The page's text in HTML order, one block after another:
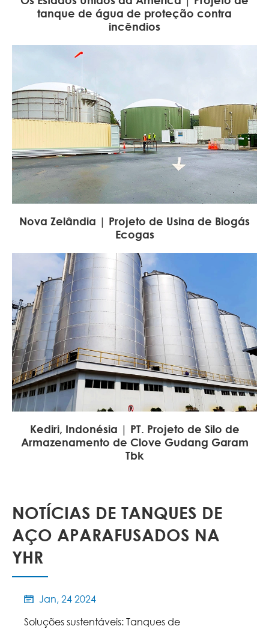
tanque de água de proteção contra
incêndios
Nova Zelândia | Projeto de Usina de Biogás
Ecogas
Kediri, Indonésia | PT. Projeto de Silo de
Armazenamento de Clove Gudang Garam
Tbk
NOTÍCIAS DE TANQUES DE
AÇO APARAFUSADOS NA
YHR

Jan, 24 2024
Soluções sustentáveis: Tanques de